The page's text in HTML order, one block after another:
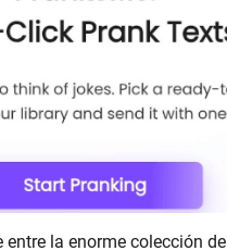
entre la enorme colección de